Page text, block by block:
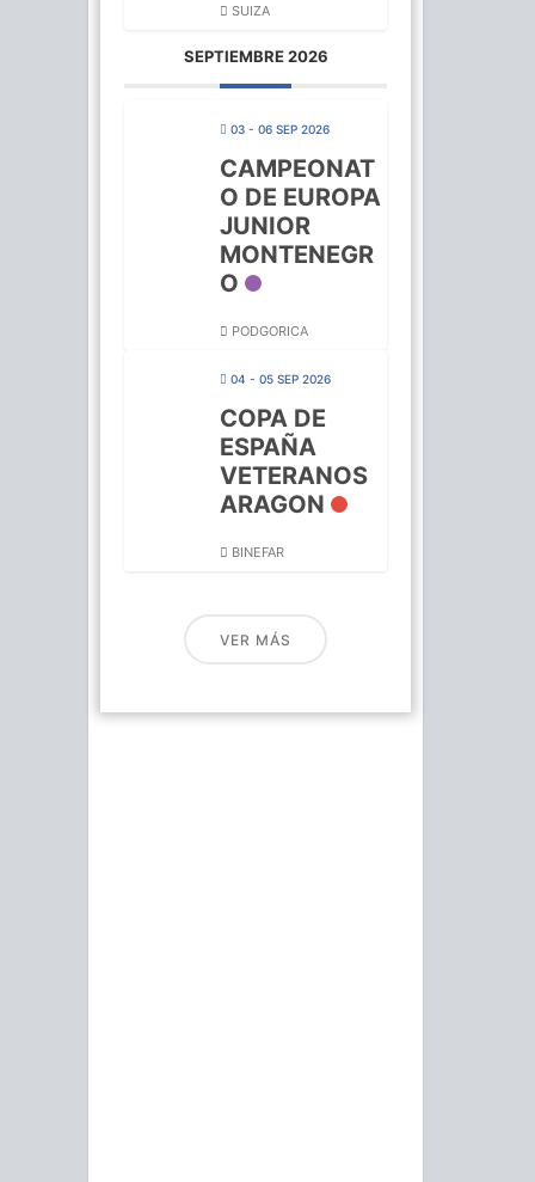
SUIZA
SEPTIEMBRE 2026
03 - 06 SEP 2026
CAMPEONAT
O DE EUROPA
JUNIOR
MONTENEGR
O
PODGORICA
04 - 05 SEP 2026
COPA DE
ESPAÑA
VETERANOS
ARAGON
BINEFAR
VER MÁS